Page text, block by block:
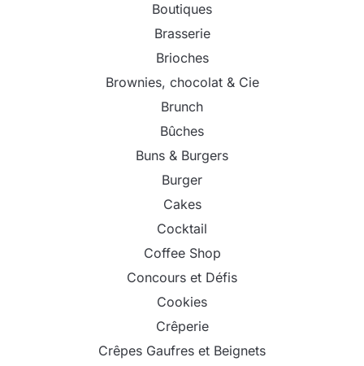
Boutiques
Brasserie
Brioches
Brownies, chocolat & Cie
Brunch
Bûches
Buns & Burgers
Burger
Cakes
Cocktail
Coffee Shop
Concours et Défis
Cookies
Crêperie
Crêpes Gaufres et Beignets